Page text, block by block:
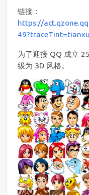
链接：
https://
为了迎接 QQ 成立
级为 3D 风格。